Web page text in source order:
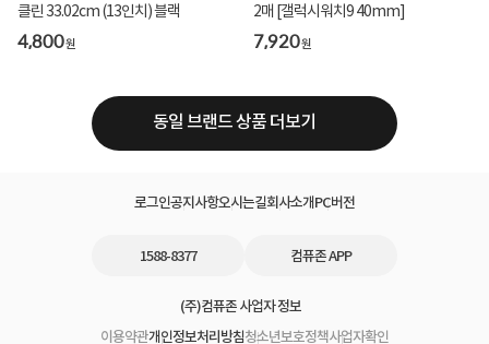
클린 33.02cm (13인치) 블랙
4,800원
2매 [갤럭시워치9 40mm]
7,920원
동일 브랜드 상품 더보기
로그인공지사항오시는길회사소개PC버전
1588-8377 컴퓨존 APP
(주)컴퓨존 사업자 정보
이용약관개인정보처리방침청소년보호정책사업자확인